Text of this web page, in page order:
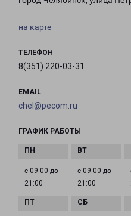
на карте
ТЕЛЕФОН
8(351) 220-03-31
EMAIL
chel@pecom.ru
ГРАФИК РАБОТЫ
с 09:00 до
21:00
с 09:00 до
21:00